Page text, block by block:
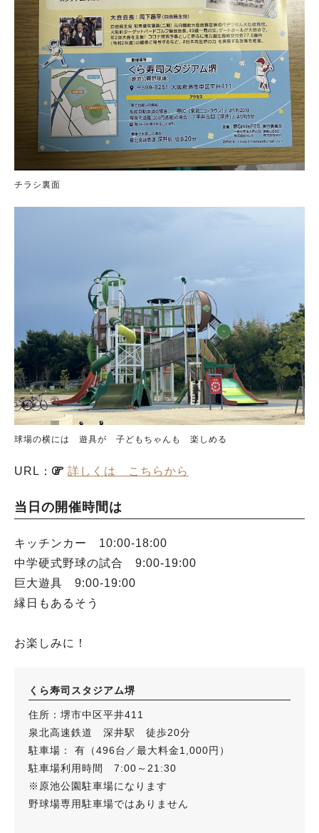
チラシ裏面
球場の横には 遊具が 子どもちゃんも 楽しめる
URL： 詳しくは こちらから
当日の開催時間は
キッチンカー 10:00-18:00
中学硬式野球の試合 9:00-19:00
巨大遊具 9:00-19:00
縁日もあるそう
お楽しみに！
くら寿司スタジアム堺
住所：堺市中区平井411
泉北高速鉄道 深井駅 徒歩20分
駐車場： 有（496台／最大料金1,000円）
駐車場利用時間 7:00～21:30
※原池公園駐車場になります
野球場専用駐車場ではありません